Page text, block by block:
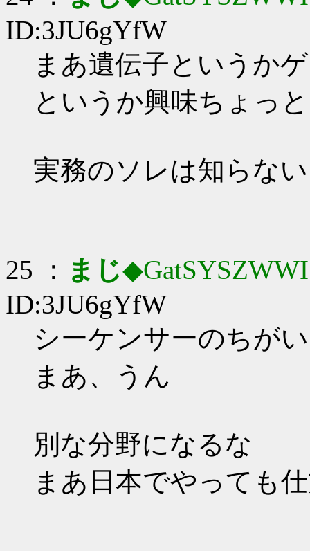
ID:3JU6gYfW
まあ遺伝子というか
というか興味ちょっ
実務のソレは知らない
25 ： まじ◆GatSYSZWWI
ID:3JU6gYfW
シーケンサーのちが
まあ、うん
別な分野になるな
まあ日本でやっても